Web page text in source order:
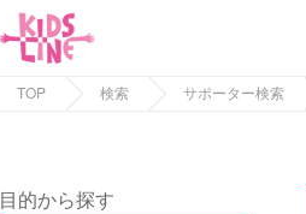
TOP 検索 サポーター検索
目的から探す